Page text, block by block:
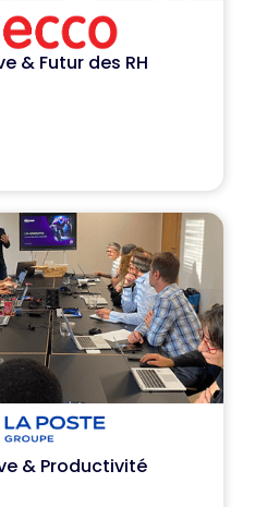
& Futur des RH
& Productivité